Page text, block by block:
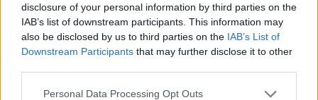
disclosure of your personal information by third parties on the
IAB’s list of downstream participants. This information may
also be disclosed by us to third parties on the IAB’s List of
Downstream Participants that may further disclose it to other
Please note that this website/app uses one or more Google
Personal Data Processing Opt Outs
Amire többmillióan vártunk: szombattól másodfokúra
csökken a riasztás